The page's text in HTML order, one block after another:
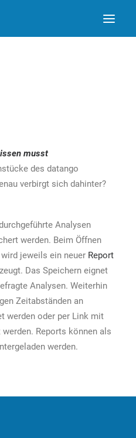
musst
des datango
verbirgt sich dahinter?
Analysen
werden. Beim Öffnen
jeweils ein neuer Report
Das Speichern eignet
Analysen. Weiterhin
Zeitabständen an
werden oder per Link mit
Reports können als
werden.